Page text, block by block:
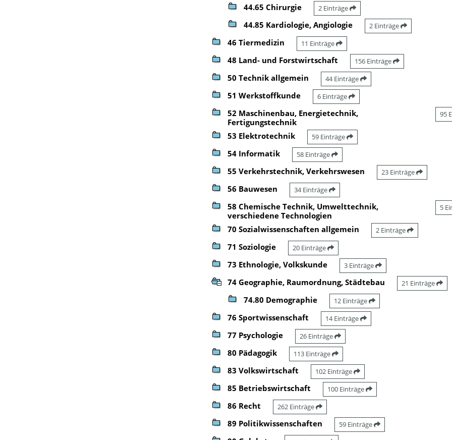
44.65 Chirurgie 2 Einträge
44.85 Kardiologie, Angiologie 2 Einträge
46 Tiermedizin 11 Einträge
48 Land- und Forstwirtschaft 156 Einträge
50 Technik allgemein 44 Einträge
51 Werkstoffkunde 6 Einträge
52 Maschinenbau, Energietechnik,
Fertigungstechnik
95
53 Elektrotechnik 59 Einträge
54 Informatik 58 Einträge
55 Verkehrstechnik, Verkehrswesen 23 Einträge
56 Bauwesen 34 Einträge
58 Chemische Technik, Umwelttechnik,
verschiedene Technologien
5
70 Sozialwissenschaften allgemein 2 Einträge
71 Soziologie 20 Einträge
73 Ethnologie, Volkskunde 3 Einträge
74 Geographie, Raumordnung, Städtebau 21 Einträge
74.80 Demographie 12 Einträge
76 Sportwissenschaft 14 Einträge
77 Psychologie 26 Einträge
80 Pädagogik 113 Einträge
83 Volkswirtschaft 102 Einträge
85 Betriebswirtschaft 100 Einträge
86 Recht 262 Einträge
89 Politikwissenschaften 59 Einträge